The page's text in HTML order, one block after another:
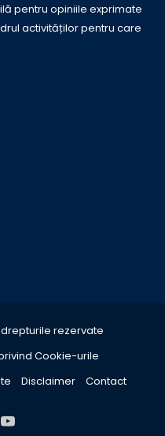
pentru opiniile exprimate
activităților pentru care
rezervate
Cookie-urile
Disclaimer Contact
YouTube